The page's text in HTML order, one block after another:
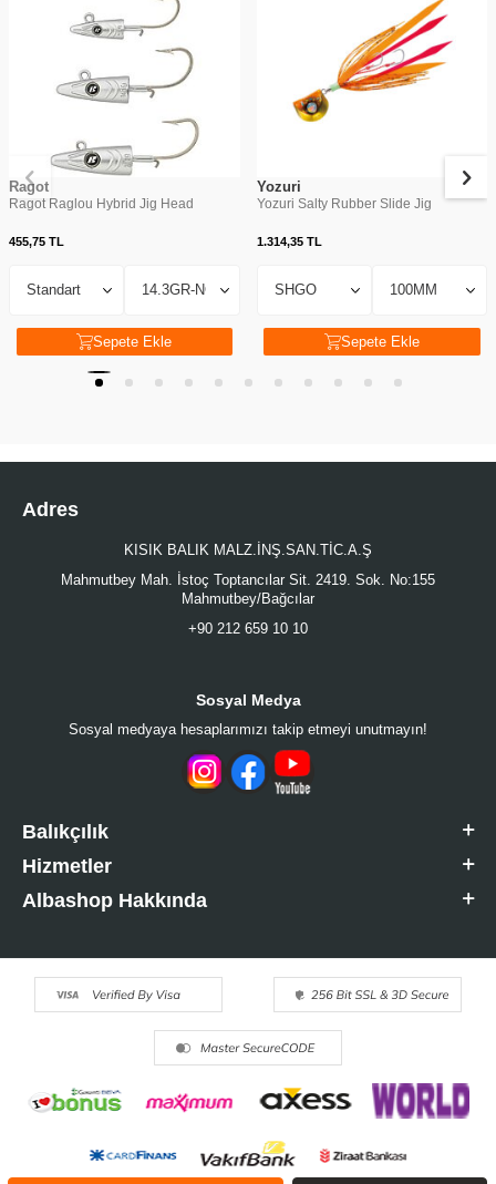
Ragot
Ragot Raglou Hybrid Jig Head
455,75 TL
Sepete Ekle
Yozuri
Yozuri Salty Rubber Slide Jig
1.314,35TL
Sepete Ekle
Adres
KISIK BALIK MALZ.İNŞ.SAN.TİC.A.Ş
Mahmutbey Mah. İstoç Toptancılar Sit. 2419. Sok. No:155
Mahmutbey/Bağcılar
+90 212 659 10 10
Sosyal Medya
Sosyal medyaya hesaplarımızı takip etmeyi unutmayın!
Balıkçılık
Hizmetler
Albashop Hakkında